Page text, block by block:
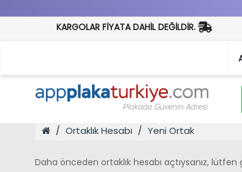
KARGOLAR FİYATA DAHİL DEĞİLDİR.
Ortaklık Hesabı Yeni Ortak
Daha önceden ortaklık hesabı açtıysanız, lütfen